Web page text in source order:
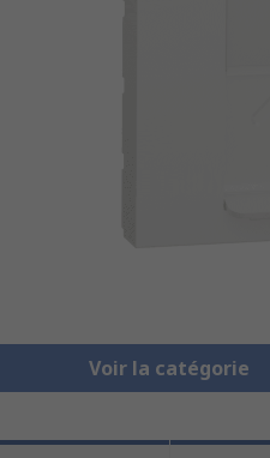
Voir la catégorie